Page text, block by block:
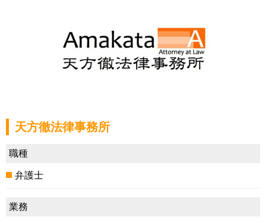
天方徹法律事務所
職種
弁護士
業務